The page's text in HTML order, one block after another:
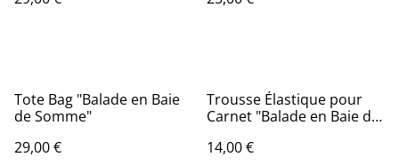
Tote Bag "Balade en Baie
de Somme"
29,00 €
Trousse Élastique pour
Carnet "Balade en Baie de
14,00 €